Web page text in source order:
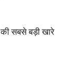
सबसे बड़ी खारे